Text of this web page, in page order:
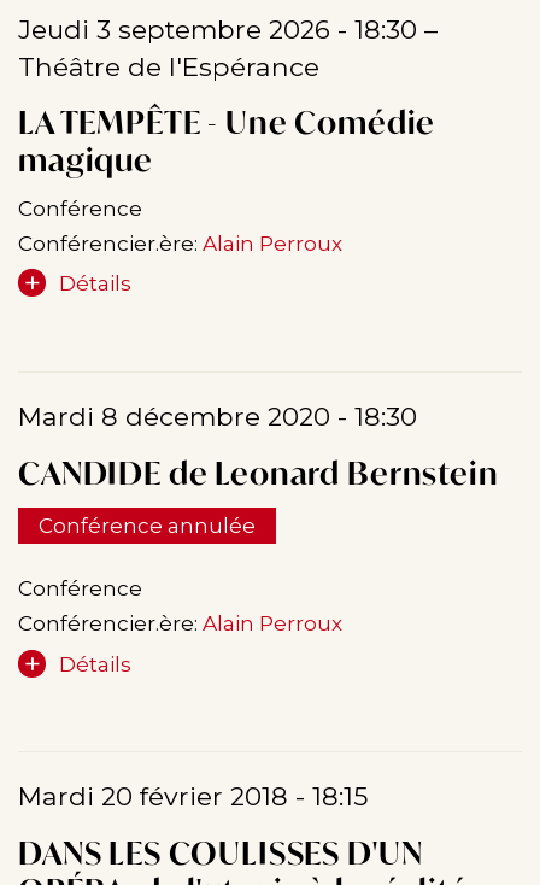
Jeudi 3 septembre 2026 - 18:30 –
Théâtre de l'Espérance
LA TEMPÊTE - Une Comédie
magique
Conférence
Conférencier.ère: Alain Perroux
Détails
Mardi 8 décembre 2020 - 18:30
CANDIDE de Leonard Bernstein
Conférence annulée
Conférence
Conférencier.ère: Alain Perroux
Détails
Mardi 20 février 2018 - 18:15
DANS LES COULISSES D'UN